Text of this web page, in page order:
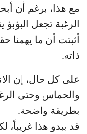
الرغبة تجعل
أثبتت أن ما
ذاته.
على كل حال، إن
والحماس وحتى
بطريقة واضحة.
قد يبدو هذا غريباً،